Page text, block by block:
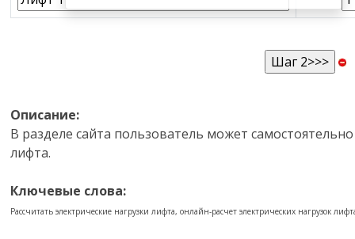
Описание:
В разделе сайта пользователь может
лифта.
Ключевые слова:
Рассчитать электрические нагрузки лифта, онлайн-расчет электрических нагрузок